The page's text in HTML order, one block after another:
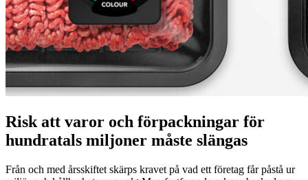
Risk att varor och förpackningar för
hundratals miljoner måste slängas
Från och med årsskiftet skärps kravet på vad ett företag får påstå ur